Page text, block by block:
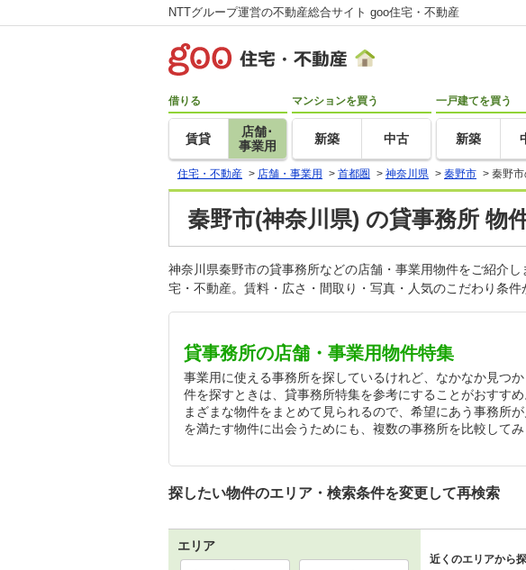
NTTグループ運営の不動産総合サイト goo住宅・不動産
借りる
賃貸
店舗･
事業用
マンションを買う
新築 中古
一戸建てを買う
新築
住宅・不動産 > 店舗・事業用 > 首都圏 > 神奈川県 > 秦野市 > 秦野
秦野市(神奈川県) の貸事務所 物
神奈川県秦野市の貸事務所などの店舗・事業用物件をご紹介
宅・不動産。賃料・広さ・間取り・写真・人気のこだわり条
貸事務所の店舗・事業用物件特集
事業用に使える事務所を探しているけれど、なかなか見つ
件を探すときは、貸事務所特集を参考にすることがおすす
まざまな物件をまとめて見られるので、希望にあう事務所
を満たす物件に出会うためにも、複数の事務所を比較してみ
探したい物件のエリア・検索条件を変更して再検索
エリア
近くのエリアから